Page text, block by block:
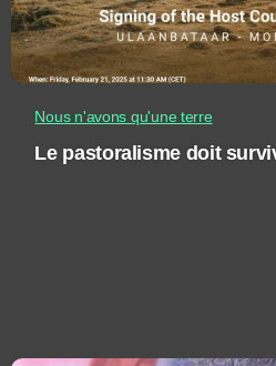
Nous n'avons qu'une terre
Le pastoralisme doit